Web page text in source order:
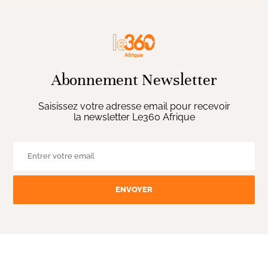
Abonnement Newsletter
Saisissez votre adresse email pour recevoir
la newsletter Le360 Afrique
ENVOYER